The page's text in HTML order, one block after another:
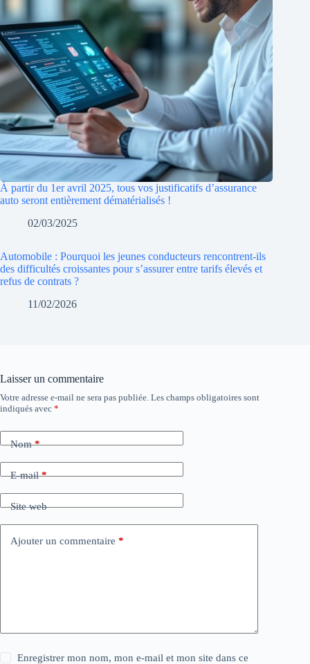
À partir du 1er avril 2025, tous vos justificatifs d’assurance
auto seront entièrement dématérialisés !
02/03/2025
Automobile : Pourquoi les jeunes conducteurs rencontrent-ils
des difficultés croissantes pour s’assurer entre tarifs élevés et
refus de contrats ?
11/02/2026
Laisser un commentaire
Votre adresse e-mail ne sera pas publiée. Les champs obligatoires sont
indiqués avec *
Nom*
E-mail*
Site web
Ajouter un commentaire *
Enregistrer mon nom, mon e-mail et mon site dans ce